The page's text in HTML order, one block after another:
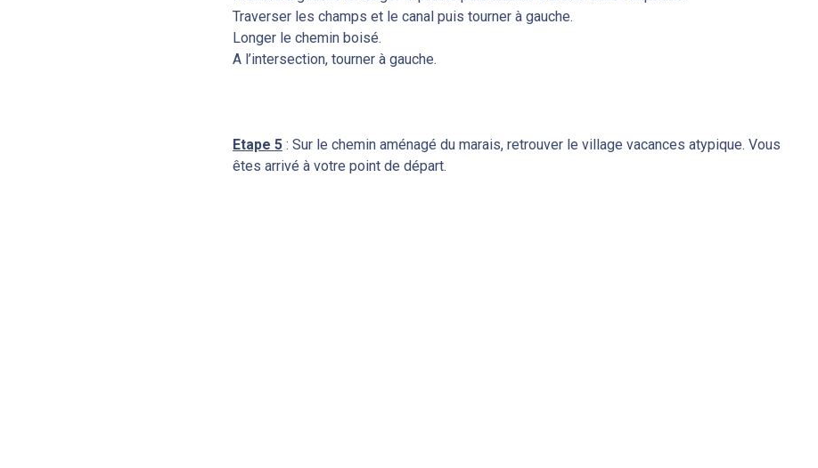
Traverser les champs et le canal puis tourner à gauche.
Longer le chemin boisé.
A l’intersection, tourner à gauche.
Etape 5 : Sur le chemin aménagé du marais, retrouver le village vacances atypique. Vous
êtes arrivé à votre point de départ.